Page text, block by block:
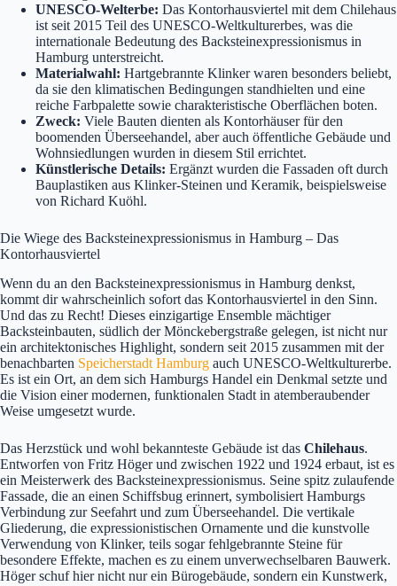
UNESCO-Welterbe: Das Kontorhausviertel mit dem Chilehaus
ist seit 2015 Teil des UNESCO-Weltkulturerbes, was die
internationale Bedeutung des Backsteinexpressionismus in
Hamburg unterstreicht.
Materialwahl: Hartgebrannte Klinker waren besonders beliebt,
da sie den klimatischen Bedingungen standhielten und eine
reiche Farbpalette sowie charakteristische Oberflächen boten.
Zweck: Viele Bauten dienten als Kontorhäuser für den
boomenden Überseehandel, aber auch öffentliche Gebäude und
Wohnsiedlungen wurden in diesem Stil errichtet.
Künstlerische Details: Ergänzt wurden die Fassaden oft durch
Bauplastiken aus Klinker-Steinen und Keramik, beispielsweise
von Richard Kuöhl.
Die Wiege des Backsteinexpressionismus in Hamburg – Das
Kontorhausviertel
Wenn du an den Backsteinexpressionismus in Hamburg denkst,
kommt dir wahrscheinlich sofort das Kontorhausviertel in den Sinn.
Und das zu Recht! Dieses einzigartige Ensemble mächtiger
Backsteinbauten, südlich der Mönckebergstraße gelegen, ist nicht nur
ein architektonisches Highlight, sondern seit 2015 zusammen mit der
benachbarten Speicherstadt Hamburg auch UNESCO-Weltkulturerbe.
Es ist ein Ort, an dem sich Hamburgs Handel ein Denkmal setzte und
die Vision einer modernen, funktionalen Stadt in atemberaubender
Weise umgesetzt wurde.
Das Herzstück und wohl bekannteste Gebäude ist das Chilehaus.
Entworfen von Fritz Höger und zwischen 1922 und 1924 erbaut, ist es
ein Meisterwerk des Backsteinexpressionismus. Seine spitz zulaufende
Fassade, die an einen Schiffsbug erinnert, symbolisiert Hamburgs
Verbindung zur Seefahrt und zum Überseehandel. Die vertikale
Gliederung, die expressionistischen Ornamente und die kunstvolle
Verwendung von Klinker, teils sogar fehlgebrannte Steine für
besondere Effekte, machen es zu einem unverwechselbaren Bauwerk.
Höger schuf hier nicht nur ein Bürogebäude, sondern ein Kunstwerk,